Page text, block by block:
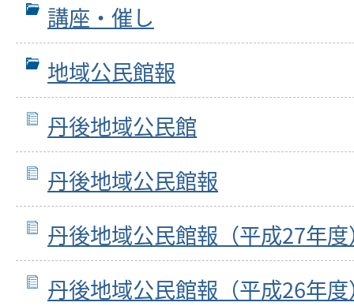
講座・催し
地域公民館報
丹後地域公民館
丹後地域公民館報
丹後地域公民館報（平成27年
丹後地域公民館報（平成26年